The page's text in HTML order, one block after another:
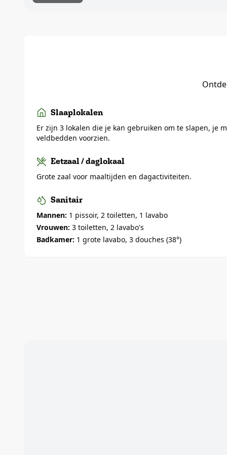
Slaaplokalen
Er zijn 3 lokalen die je kan gebruiken om te slapen, je
veldbedden voorzien.
Eetzaal / daglokaal
Grote zaal voor maaltijden en dagactiviteiten.
Sanitair
Mannen: 1 pissoir, 2 toiletten, 1 lavabo
Vrouwen: 3 toiletten, 2 lavabo's
Badkamer: 1 grote lavabo, 3 douches (38°)